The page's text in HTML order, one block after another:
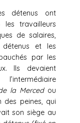
détenus ont
travailleurs
de salaires,
détenus et les
par les
Ils devaient
la Mercedou
des peines, qui
son siège au